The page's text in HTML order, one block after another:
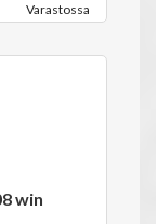
Varastossa
win